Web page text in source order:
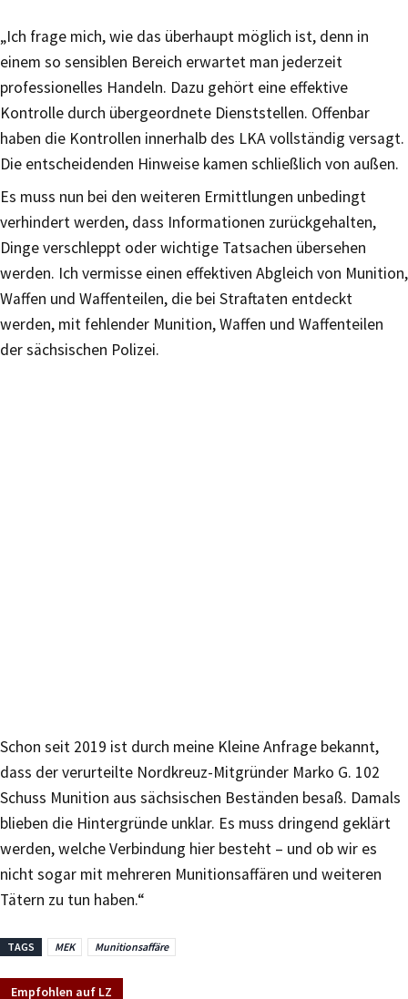
„Ich frage mich, wie das überhaupt möglich ist, denn in
einem so sensiblen Bereich erwartet man jederzeit
professionelles Handeln. Dazu gehört eine effektive
Kontrolle durch übergeordnete Dienststellen. Offenbar
haben die Kontrollen innerhalb des LKA vollständig versagt.
Die entscheidenden Hinweise kamen schließlich von außen.
Es muss nun bei den weiteren Ermittlungen unbedingt
verhindert werden, dass Informationen zurückgehalten,
Dinge verschleppt oder wichtige Tatsachen übersehen
werden. Ich vermisse einen effektiven Abgleich von Munition,
Waffen und Waffenteilen, die bei Straftaten entdeckt
werden, mit fehlender Munition, Waffen und Waffenteilen
der sächsischen Polizei.
Schon seit 2019 ist durch meine Kleine Anfrage bekannt,
dass der verurteilte Nordkreuz-Mitgründer Marko G. 102
Schuss Munition aus sächsischen Beständen besaß. Damals
blieben die Hintergründe unklar. Es muss dringend geklärt
werden, welche Verbindung hier besteht – und ob wir es
nicht sogar mit mehreren Munitionsaffären und weiteren
Tätern zu tun haben.“
TAGS MEK Munitionsaffäre
Empfohlen auf LZ